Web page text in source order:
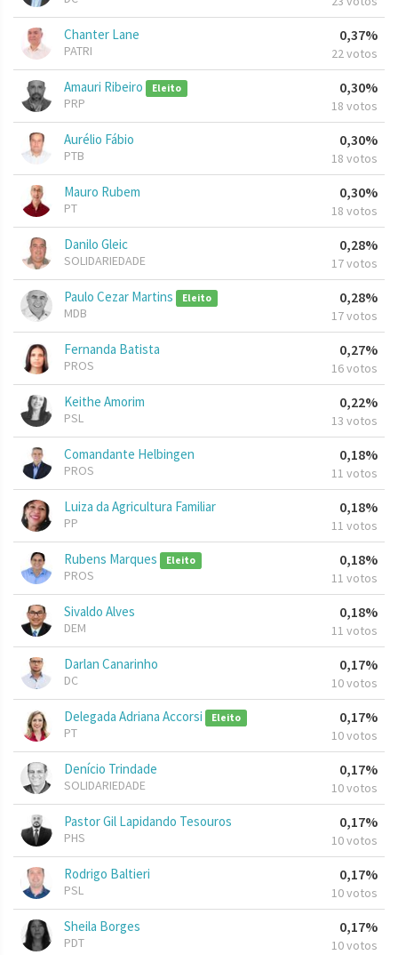
Chanter Lane
PATRI
0,37%
22 votos
Amauri Ribeiro Eleito
PRP
0,30%
18 votos
Aurélio Fábio
PTB
0,30%
18 votos
Mauro Rubem
PT
0,30%
18 votos
Danilo Gleic
SOLIDARIEDADE
0,28%
17 votos
Paulo Cezar Martins Eleito
MDB
0,28%
17 votos
Fernanda Batista
PROS
0,27%
16 votos
Keithe Amorim
PSL
0,22%
13 votos
Comandante Helbingen
PROS
0,18%
11 votos
Luiza da Agricultura Familiar
PP
0,18%
11 votos
Rubens Marques Eleito
PROS
0,18%
11 votos
Sivaldo Alves
DEM
0,18%
11 votos
Darlan Canarinho
DC
0,17%
10 votos
Delegada Adriana Accorsi Eleito
PT
0,17%
10 votos
Denício Trindade
SOLIDARIEDADE
0,17%
10 votos
Pastor Gil Lapidando Tesouros
PHS
0,17%
10 votos
Rodrigo Baltieri
PSL
0,17%
10 votos
Sheila Borges
PDT
0,17%
10 votos